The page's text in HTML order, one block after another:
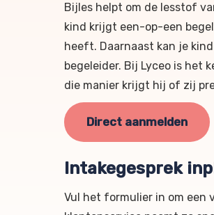
Bijles helpt om de lesstof
kind krijgt een-op-een
heeft. Daarnaast kan je
begeleider. Bij Lyceo is het
die manier krijgt hij of zij
Direct aanmelden
Intakegesprek
Vul het formulier in om een